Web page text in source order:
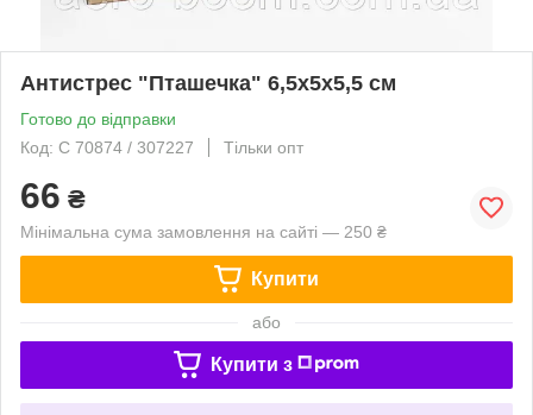
Антистрес "Пташечка" 6,5х5х5,5 см
Готово до відправки
Код: C 70874 / 307227
Тільки опт
66 ₴
Мінімальна сума замовлення на сайті — 250 ₴
Купити
або
Купити з